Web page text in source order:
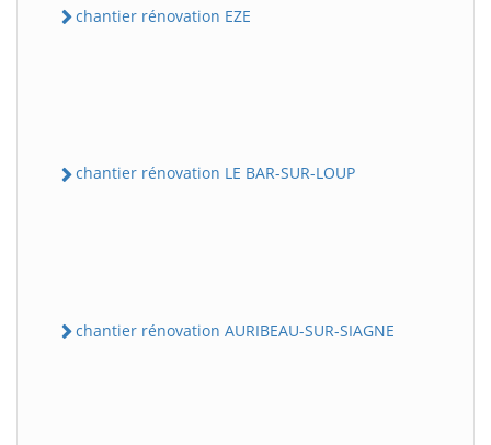
chantier rénovation EZE
chantier rénovation LE BAR-SUR-LOUP
chantier rénovation AURIBEAU-SUR-SIAGNE